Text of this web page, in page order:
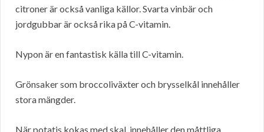
citroner är också vanliga källor. Svarta vinbär och
jordgubbar är också rika på C-vitamin.
Nypon är en fantastisk källa till C-vitamin.
Grönsaker som broccoliväxter och brysselkål innehåller
stora mängder.
När potatis kokas med skal, innehåller den måttliga